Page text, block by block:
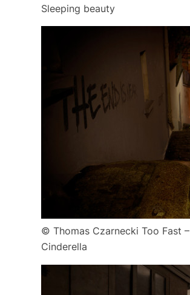
Sleeping beauty
© Thomas Czarnecki Too Fast –
Cinderella